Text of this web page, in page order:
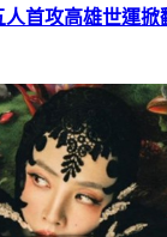
人首攻高雄世運